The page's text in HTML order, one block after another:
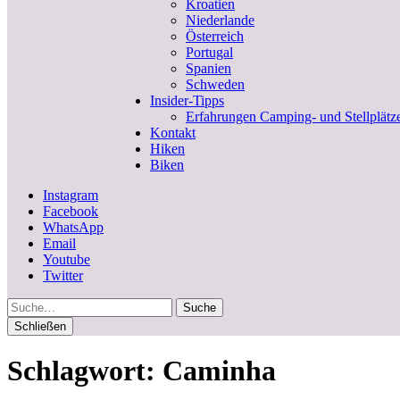
Kroatien
Niederlande
Österreich
Portugal
Spanien
Schweden
Insider-Tipps
Erfahrungen Camping- und
Kontakt
Hiken
Biken
Instagram
Facebook
WhatsApp
Email
Youtube
Twitter
Suche
Schließen
Schlagwort: Caminha